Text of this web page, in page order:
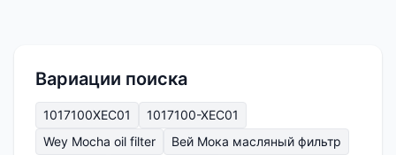
Вариации поиска
1017100XEC01
1017100-XEC01
Wey Mocha oil filter
Вей Мока масляный фильтр